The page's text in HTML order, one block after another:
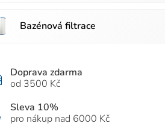
Bazénová filtrace
Doprava zdarma
od 3500 Kč
Sleva 10%
pro nákup nad 6000 Kč